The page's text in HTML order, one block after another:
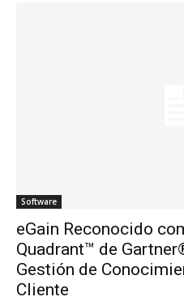
Software
eGain Reconocido
Quadrant™ de
Gestión de
Cliente